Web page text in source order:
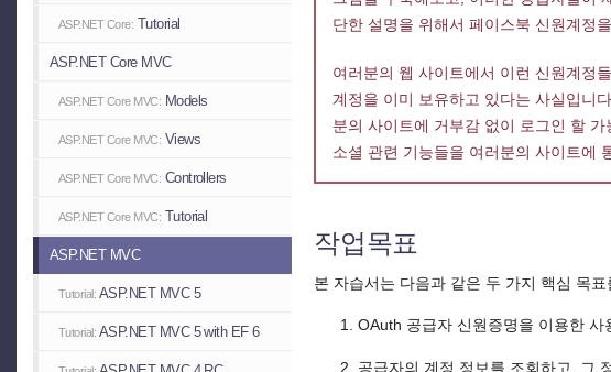
ASP.NET Core: Tutorial
ASP.NET Core MVC
ASP.NET Core MVC: Models
ASP.NET Core MVC: Views
ASP.NET Core MVC: Controllers
ASP.NET Core MVC: Tutorial
ASP.NET MVC
Tutorial: ASP.NET MVC 5
Tutorial: ASP.NET MVC 5 with EF 6
단한 설명을 위해서 페이스북 신원계정
여러분의 웹 사이트에서 이런 신원계정
계정을 이미 보유하고 있다는 사실입니
분의 사이트에 거부감 없이 로그인 할
소셜 관련 기능들을 여러분의 사이트에
작업목표
본 자습서는 다음과 같은 두 가지 핵심 목
OAuth 공급자 신원증명을 이용한 사
공급자의 계정 정보를 조회하고, 그